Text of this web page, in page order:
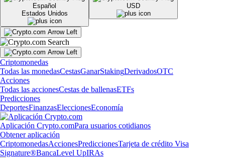
Español
Estados Unidos
USD
Criptomonedas
Todas las monedasCestasGanarStakingDerivadosOTC
Acciones
Todas las accionesCestas de ballenasETFs
Predicciones
DeportesFinanzasEleccionesEconomía
Aplicación Crypto.comPara usuarios cotidianos
Obtener aplicación
CriptomonedasAccionesPrediccionesTarjeta de crédito Visa
Signature®BancaLevel UpIRAs